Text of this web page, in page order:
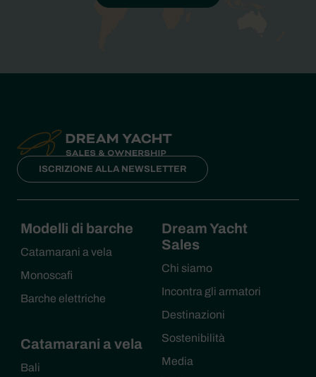
ISCRIZIONE ALLA NEWSLETTER
Modelli di barche
Catamarani a vela
Monoscafi
Barche elettriche
Catamarani a vela
Bali
Dream Yacht
Sales
Chi siamo
Incontra gli armatori
Destinazioni
Sostenibilità
Media